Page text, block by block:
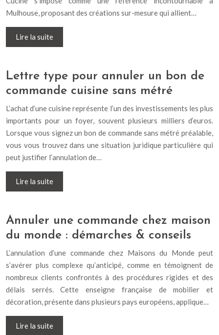
Mulhouse, proposant des créations sur-mesure qui allient…
Lire la suite
Lettre type pour annuler un bon de
commande cuisine sans métré
L’achat d’une cuisine représente l’un des investissements les plus
importants pour un foyer, souvent plusieurs milliers d’euros.
Lorsque vous signez un bon de commande sans métré préalable,
vous vous trouvez dans une situation juridique particulière qui
peut justifier l’annulation de…
Lire la suite
Annuler une commande chez maison
du monde : démarches & conseils
L’annulation d’une commande chez Maisons du Monde peut
s’avérer plus complexe qu’anticipé, comme en témoignent de
nombreux clients confrontés à des procédures rigides et des
délais serrés. Cette enseigne française de mobilier et
décoration, présente dans plusieurs pays européens, applique…
Lire la suite